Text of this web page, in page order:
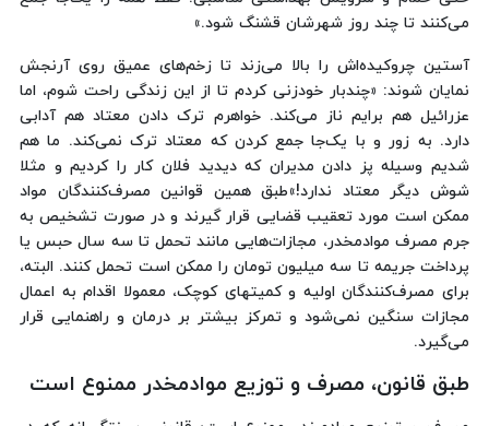
می‌کنند تا چند روز شهرشان قشنگ شود.»
آستین چروکیده‌اش را بالا می‌زند تا زخم‌های عمیق روی آرنجش
نمایان شوند: «چندبار خودزنی کردم تا از این زندگی راحت شوم، اما
عزرائیل هم برایم ناز می‌کند. خواهرم ترک دادن معتاد هم آدابی
دارد. به زور و با یک‌جا جمع کردن که معتاد ترک نمی‌کند. ما هم
شدیم وسیله پز دادن مدیران که دیدید فلان کار را کردیم و مثلا
شوش دیگر معتاد ندارد!»طبق همین قوانین مصرف‌کنندگان مواد
ممکن است مورد تعقیب قضایی قرار گیرند و در صورت تشخیص به
جرم مصرف موادمخدر، مجازات‌هایی مانند تحمل تا سه سال حبس یا
پرداخت جریمه تا سه میلیون تومان را ممکن است تحمل کنند. البته،
برای مصرف‌کنندگان اولیه و کمیتهای کوچک، معمولا اقدام به اعمال
مجازات سنگین نمی‌شود و تمرکز بیشتر بر درمان و راهنمایی قرار
می‌گیرد.
طبق قانون، مصرف و توزیع موادمخدر ممنوع است